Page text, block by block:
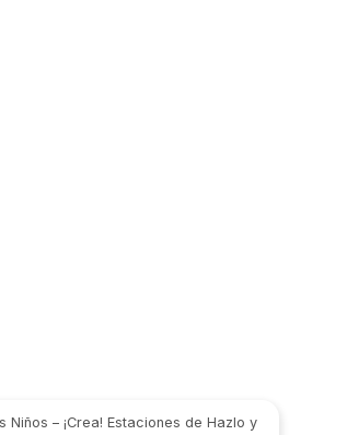
Niños – ¡Crea! Estaciones de Hazlo y